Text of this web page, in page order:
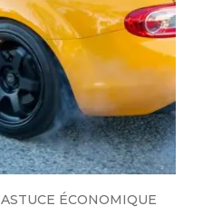
ÉCONOMIQUE